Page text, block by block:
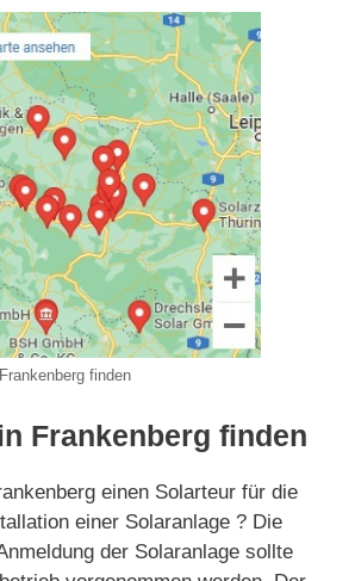
finden
Frankenberg finden
einen Solarteur für die
einer Solaranlage ? Die
der Solaranlage sollte